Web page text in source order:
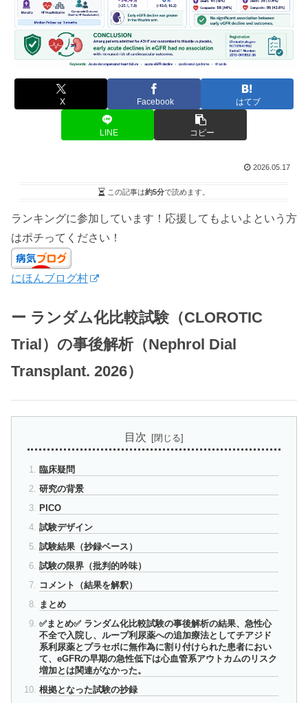
X Facebook はてブ
LINE コピー
2026.05.17
この記事は約5分で読めます。
ランキングに参加しています！応援してもよいよという方
はポチってください！
にほんブログ村
ー ランダム化比較試験（CLOROTIC
Trial）の事後解析（Nephrol Dial
Transplant. 2026）
目次
臨床疑問
研究の背景
PICO
試験デザイン
試験結果（抄録ベース）
試験の限界（批判的吟味）
コメント（結果を解釈）
まとめ
✅まとめ✅ ランダム化比較試験の事後解析の結果、急性心
不全で入院し、ループ利尿薬への追加療法としてチアジド
系利尿薬とプラセボに無作為に割り付けられた患者におい
て、eGFRの早期の急性低下は心血管系アウトカムのリスク
増加とは関連がなかった。
根拠となった試験の抄録